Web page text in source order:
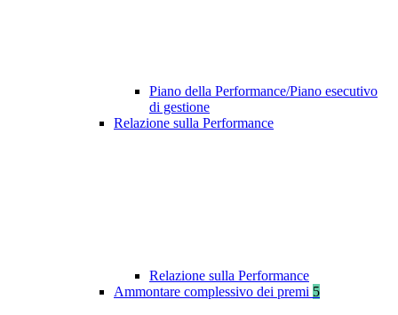
Piano della Performance/Piano esecutivo
di gestione
Relazione sulla Performance
Relazione sulla Performance
Ammontare complessivo dei premi 5